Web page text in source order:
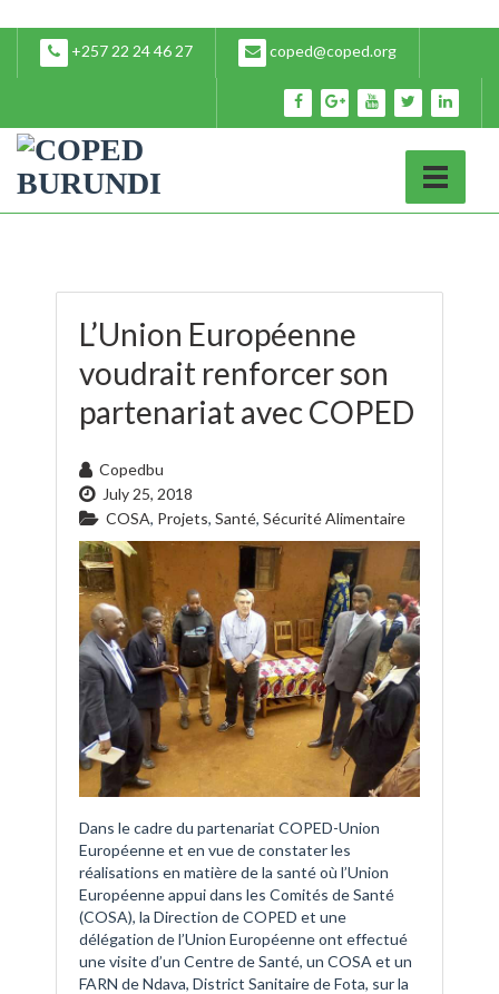
+257 22 24 46 27 coped@coped.org
L’Union Européenne
voudrait renforcer son
partenariat avec COPED
Copedbu
July 25, 2018
COSA, Projets, Santé, Sécurité Alimentaire
Dans le cadre du partenariat COPED-Union
Européenne et en vue de constater les
réalisations en matière de la santé où l’Union
Européenne appui dans les Comités de Santé
(COSA), la Direction de COPED et une
délégation de l’Union Européenne ont effectué
une visite d’un Centre de Santé, un COSA et un
FARN de Ndava, District Sanitaire de Fota, sur la